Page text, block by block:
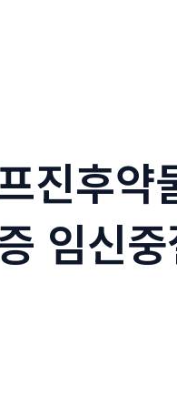
진후약
임신